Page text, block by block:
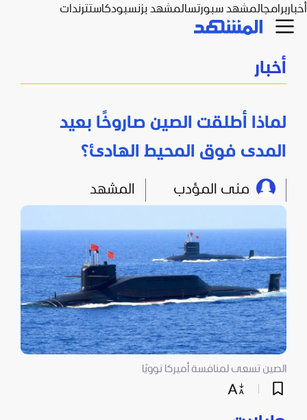
أخباربرامجالمشهد سبورتسالمشهد بزنسبودكاستترندات
أخبار
لماذا أطلقت الصين صاروخًا بعيد
المدى فوق المحيط الهادئ؟
منى المؤدب المشهد
الصين تسعى لمنافسة أميركا نوويًا